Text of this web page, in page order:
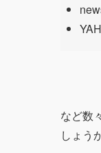
など数
しょう